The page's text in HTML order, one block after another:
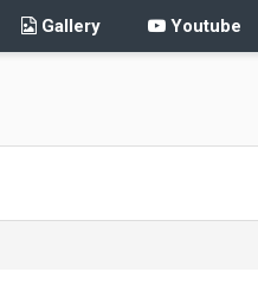
Gallery Youtube